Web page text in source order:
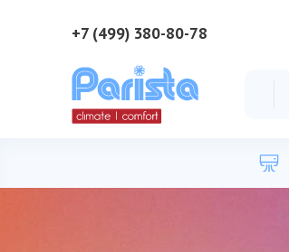
+7 (499) 380-80-78